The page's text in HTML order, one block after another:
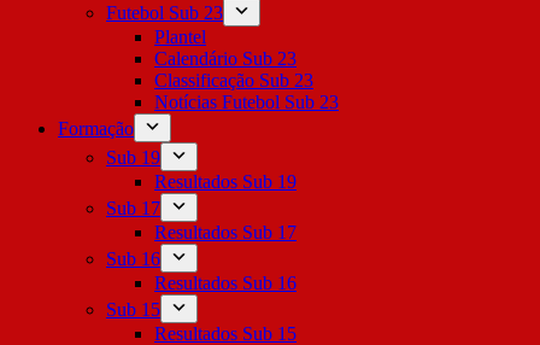
Futebol Sub 23
Plantel
Calendário Sub 23
Classificação Sub 23
Notícias Futebol Sub 23
Formação
Sub 19
Resultados Sub 19
Sub 17
Resultados Sub 17
Sub 16
Resultados Sub 16
Sub 15
Resultados Sub 15